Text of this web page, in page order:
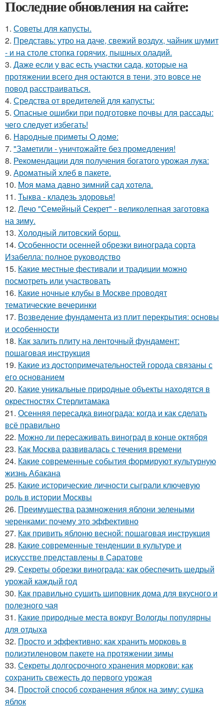
Последние обновления на сайте:
1. Советы для капусты.
2. Представь: утро на даче, свежий воздух, чайник шумит
- и на столе стопка горячих, пышных оладий.
3. Даже если у вас есть участки сада, которые на
протяжении всего дня остаются в тени, это вовсе не
повод расстраиваться.
4. Средства от вредителей для капусты:
5. Опасные ошибки при подготовке почвы для рассады:
чего следует избегать!
6. Нapoдныe пpимeты O дoмe:
7. "Заметили - уничтожайте без промедления!
8. Рекомендации для получения богатого урожая лука:
9. Ароматный хлеб в пакете.
10. Моя мама давно зимний сад хотела.
11. Тыква - кладезь здоровья!
12. Лечо "Семейный Секрет" - великолепная заготовка
на зиму.
13. Холодный литовский борщ.
14. Особенности осенней обрезки винограда сорта
Изабелла: полное руководство
15. Какие местные фестивали и традиции можно
посмотреть или участвовать
16. Какие ночные клубы в Москве проводят
тематические вечеринки
17. Возведение фундамента из плит перекрытия: основы
и особенности
18. Как залить плиту на ленточный фундамент:
пошаговая инструкция
19. Какие из достопримечательностей города связаны с
его основанием
20. Какие уникальные природные объекты находятся в
окрестностях Стерлитамака
21. Осенняя пересадка винограда: когда и как сделать
всё правильно
22. Можно ли пересаживать виноград в конце октября
23. Как Москва развивалась с течения времени
24. Какие современные события формируют культурную
жизнь Абакана
25. Какие исторические личности сыграли ключевую
роль в истории Москвы
26. Преимущества размножения яблони зелеными
черенками: почему это эффективно
27. Как привить яблоню весной: пошаговая инструкция
28. Какие современные тенденции в культуре и
искусстве представлены в Саратове
29. Секреты обрезки винограда: как обеспечить щедрый
урожай каждый год
30. Как правильно сушить шиповник дома для вкусного и
полезного чая
31. Какие природные места вокруг Вологды популярны
для отдыха
32. Просто и эффективно: как хранить морковь в
полиэтиленовом пакете на протяжении зимы
33. Секреты долгосрочного хранения моркови: как
сохранить свежесть до первого урожая
34. Простой способ сохранения яблок на зиму: сушка
яблок